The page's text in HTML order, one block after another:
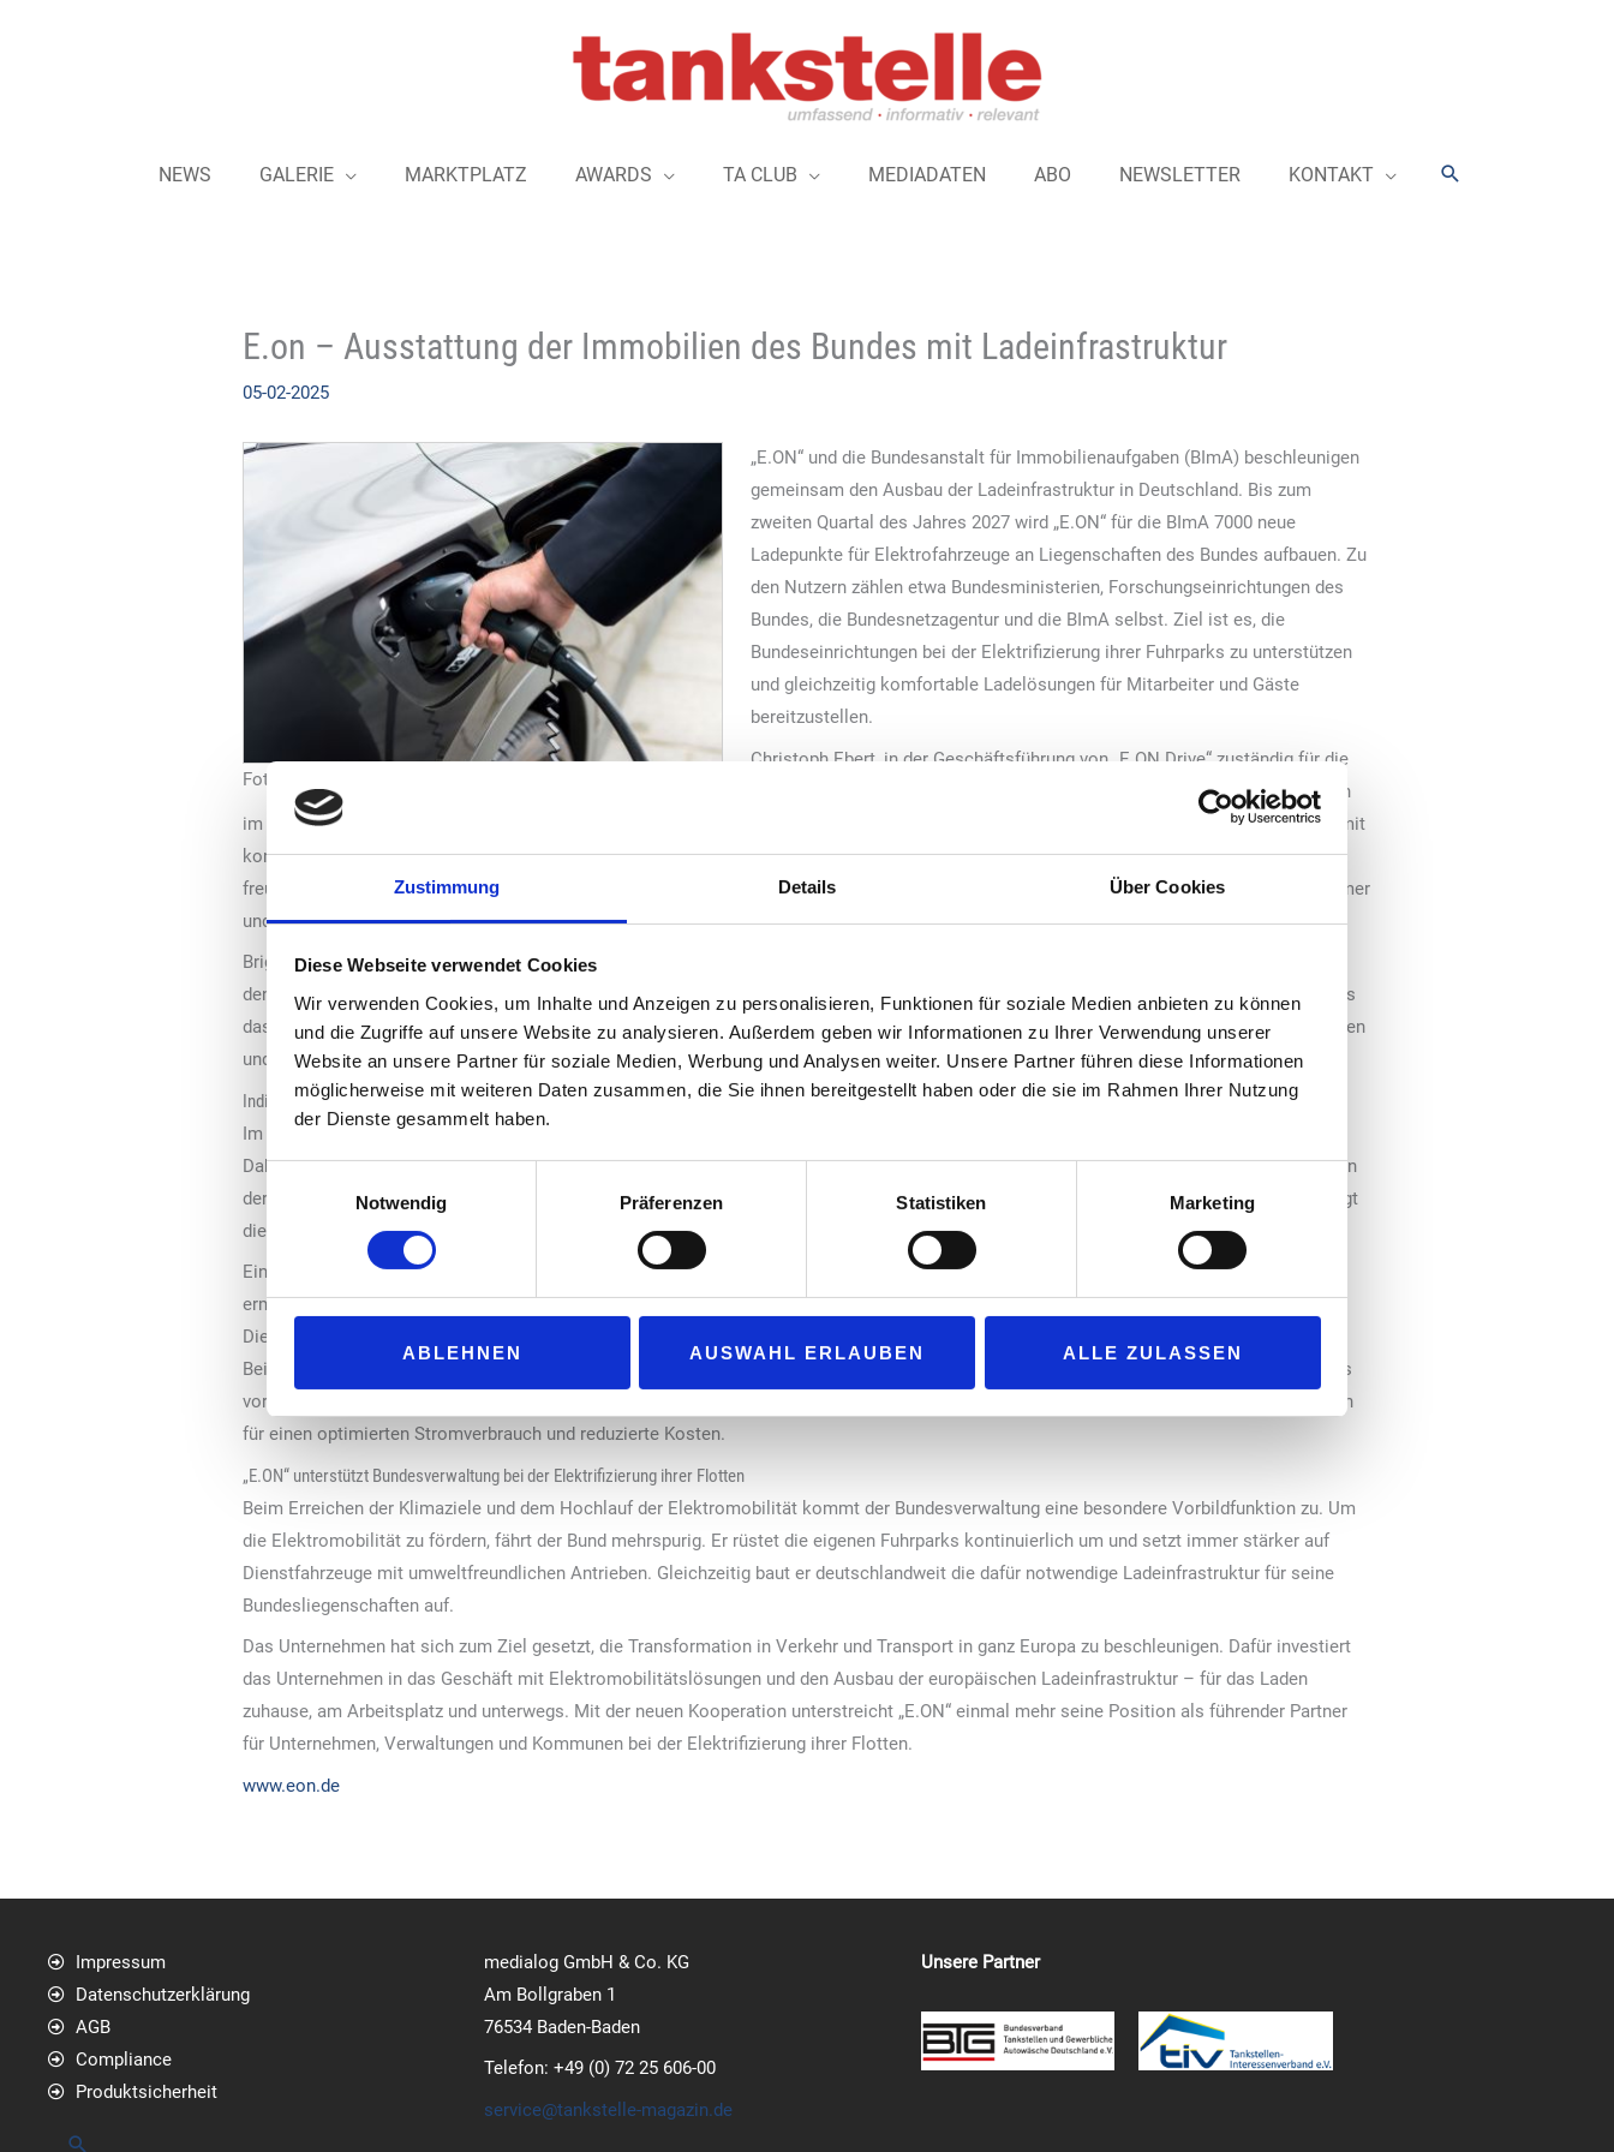
Zustimmung Details Über Cookies
Diese Webseite verwendet Cookies
Wir verwenden Cookies, um Inhalte und Anzeigen zu personalisieren, Funktionen für soziale Medien anbieten zu können
und die Zugriffe auf unsere Website zu analysieren. Außerdem geben wir Informationen zu Ihrer Verwendung unserer
Website an unsere Partner für soziale Medien, Werbung und Analysen weiter. Unsere Partner führen diese Informationen
möglicherweise mit weiteren Daten zusammen, die Sie ihnen bereitgestellt haben oder die sie im Rahmen Ihrer Nutzung
der Dienste gesammelt haben.
Einwilligungsauswahl
Notwendig
Präferenzen Statistiken Marketing
ABLEHNEN AUSWAHL ERLAUBEN ALLE ZULASSEN
NEWS GALERIE MARKTPLATZ AWARDS TA CLUB MEDIADATEN ABO NEWSLETTER KONTAKT Suchen
E.on – Ausstattung der Immobilien des Bundes mit Ladeinfrastruktur
05-02-2025
Foto: E.on SE
„E.ON“ und die Bundesanstalt für Immobilienaufgaben (BImA) beschleunigen
gemeinsam den Ausbau der Ladeinfrastruktur in Deutschland. Bis zum
zweiten Quartal des Jahres 2027 wird „E.ON“ für die BImA 7000 neue
Ladepunkte für Elektrofahrzeuge an Liegenschaften des Bundes aufbauen. Zu
den Nutzern zählen etwa Bundesministerien, Forschungseinrichtungen des
Bundes, die Bundesnetzagentur und die BImA selbst. Ziel ist es, die
Bundeseinrichtungen bei der Elektrifizierung ihrer Fuhrparks zu unterstützen
und gleichzeitig komfortable Ladelösungen für Mitarbeiter und Gäste
bereitzustellen.
Christoph Ebert, in der Geschäftsführung von „E.ON Drive“ zuständig für die
DACH-Region: „Der Hochlauf der Elektromobilität ist in vollem Gange, auch
im Bereich der Verwaltungen. Wir bauen die Ladeinfrastruktur auf den Liegenschaften des Bundes in großem Umfang aus und schaffen damit
komfortable Lösungen für alle, die mit ihrem Dienstfahrzeug elektrisch unterwegs sind oder mit dem Elektroauto zur Arbeit pendeln. Wir
freuen uns sehr, dieses ambitionierte Projekt gemeinsam mit der BImA schnell und effizient umzusetzen. Damit kommen wir dem Ziel, immer
und überall einfach laden zu können, ein großes Stück näher.“
Brigitte Bourscheidt, Leiterin des BImA-Geschäftsbereichs Facility Management, ergänzt: „Die E-Mobilität ist ein entscheidender Faktor für
den Klimaschutz. Unsere Nutzer haben für ihren Fuhrpark einen großen Bedarf an entsprechenden Ladesäulen bei der BImA angemeldet. Als
das zentrale Immobilienunternehmen des Bundes ist es für uns von hoher Bedeutung, sie im Bereich E-Mobilität bestmöglich zu unterstützen
und somit aktiv zur Energiewende beizutragen.“
Individuelle und intelligente Ladelösungen für unterschiedlichste Nutzergruppen
Im Rahmen ihrer Partnerschaft statten „E.ON“ und die BImA Standorte in ganz Deutschland mit tausenden Ladesäulen und Wallboxen aus.
Dabei kommt jeweils die passende Ladelösung zum Einsatz – Schnellladesäule, Normallader oder Wallbox – abhängig von den Fahrprofilen
der Nutzerinnen und Nutzer und der Standdauer ihrer E-Fahrzeuge. „E.ON“ übernimmt den Aufbau und Betrieb der Ladestationen und versorgt
diese mit 100 Prozent Ökostrom.
Ein intelligentes Lade- und Lastmanagement berücksichtigt darüber hinaus die Anforderungen der verschiedenen Verwendergruppen und
ermöglicht eine gezielte Priorisierung und Steuerung der Lasten über die verschiedenen Standorte hinweg. So können beispielsweise
Dienstfahrzeuge einen bevorzugten Zugang zur Ladesäule erhalten. Dabei wird ihnen automatisch die maximal verfügbare Last zugeordnet.
Bei gleichzeitiger Nutzung durch andere Gruppen, beispielsweise Gäste, ist es möglich, deren Ladeleistung zugunsten des Einsatzfahrzeugs
vorübergehend zu reduzieren. Dabei sorgt das smarte Lastmanagement nicht nur für ein zweckmäßiges und effektives Laden, sondern auch
für einen optimierten Stromverbrauch und reduzierte Kosten.
„E.ON“ unterstützt Bundesverwaltung bei der Elektrifizierung ihrer Flotten
Beim Erreichen der Klimaziele und dem Hochlauf der Elektromobilität kommt der Bundesverwaltung eine besondere Vorbildfunktion zu. Um
die Elektromobilität zu fördern, fährt der Bund mehrspurig. Er rüstet die eigenen Fuhrparks kontinuierlich um und setzt immer stärker auf
Dienstfahrzeuge mit umweltfreundlichen Antrieben. Gleichzeitig baut er deutschlandweit die dafür notwendige Ladeinfrastruktur für seine
Bundesliegenschaften auf.
Das Unternehmen hat sich zum Ziel gesetzt, die Transformation in Verkehr und Transport in ganz Europa zu beschleunigen. Dafür investiert
das Unternehmen in das Geschäft mit Elektromobilitätslösungen und den Ausbau der europäischen Ladeinfrastruktur – für das Laden
zuhause, am Arbeitsplatz und unterwegs. Mit der neuen Kooperation unterstreicht „E.ON“ einmal mehr seine Position als führender Partner
für Unternehmen, Verwaltungen und Kommunen bei der Elektrifizierung ihrer Flotten.
www.eon.de
Impressum
Datenschutzerklärung
AGB
Compliance
Produktsicherheit
Suchen
medialog GmbH & Co. KG
Am Bollgraben 1
76534 Baden-Baden
Telefon: +49 (0) 72 25 606-00
service@tankstelle-magazin.de
Unsere Partner